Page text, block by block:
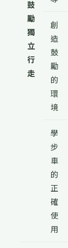
鼓
勵
獨
立
行
走
創
造
鼓
勵
的
環
境
學
步
車
的
正
確
使
用